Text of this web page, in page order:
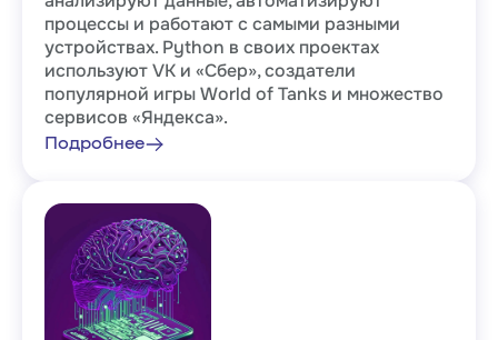
процессы и работают с самыми разными
устройствах. Python в своих проектах
используют VK и «Сбер», создатели
популярной игры World of Tanks и множество
сервисов «Яндекса».
Подробнее